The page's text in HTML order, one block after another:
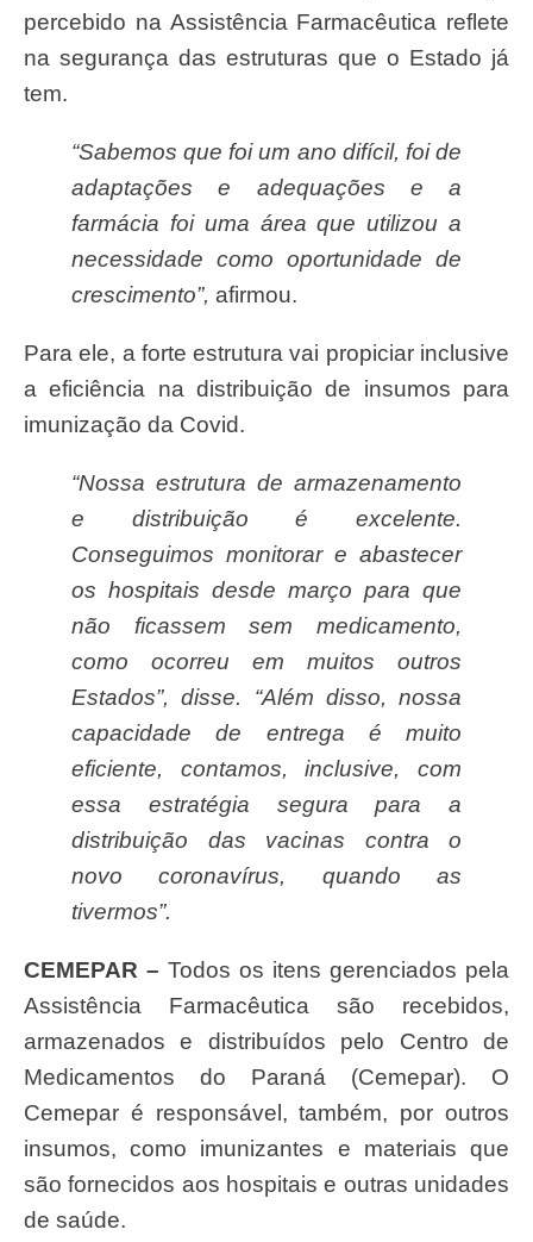
percebido na Assistência Farmacêutica reflete
na segurança das estruturas que o Estado já
tem.
“Sabemos que foi um ano difícil, foi de
adaptações e adequações e a
farmácia foi uma área que utilizou a
necessidade como oportunidade de
crescimento”, afirmou.
Para ele, a forte estrutura vai propiciar inclusive
a eficiência na distribuição de insumos para
imunização da Covid.
“Nossa estrutura de armazenamento
e distribuição é excelente.
Conseguimos monitorar e abastecer
os hospitais desde março para que
não ficassem sem medicamento,
como ocorreu em muitos outros
Estados”, disse. “Além disso, nossa
capacidade de entrega é muito
eficiente, contamos, inclusive, com
essa estratégia segura para a
distribuição das vacinas contra o
novo coronavírus, quando as
tivermos”.
CEMEPAR – Todos os itens gerenciados pela
Assistência Farmacêutica são recebidos,
armazenados e distribuídos pelo Centro de
Medicamentos do Paraná (Cemepar). O
Cemepar é responsável, também, por outros
insumos, como imunizantes e materiais que
são fornecidos aos hospitais e outras unidades
de saúde.